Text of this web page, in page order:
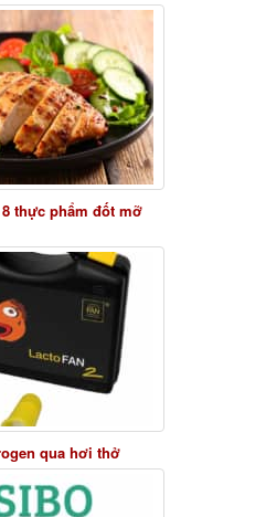
thực phẩm đốt mỡ
qua hơi thở